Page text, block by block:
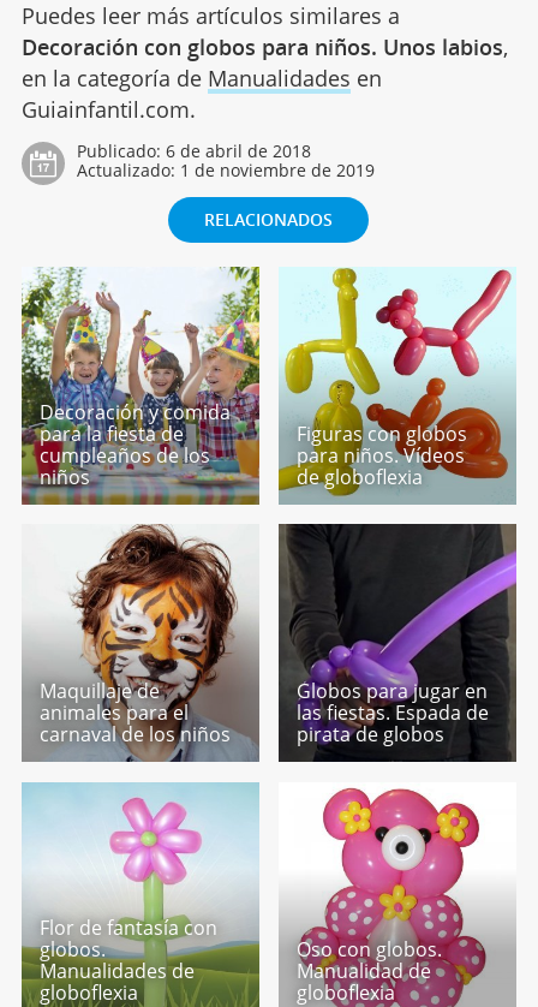
Puedes leer más artículos similares a
Decoración con globos para niños. Unos labios,
en la categoría de Manualidades en
Guiainfantil.com.
Publicado: 6 de abril de 2018
Actualizado: 1 de noviembre de 2019
RELACIONADOS
Decoración y comida
para la fiesta de
cumpleaños de los
niños
Figuras con globos
para niños. Vídeos
de globoflexia
Maquillaje de
animales para el
carnaval de los niños
Globos para jugar en
las fiestas. Espada de
pirata de globos
Flor de fantasía con
globos.
Manualidades de
globoflexia
Oso con globos.
Manualidad de
globoflexia